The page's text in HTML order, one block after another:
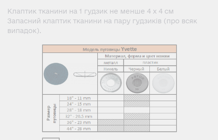
Клаптик тканини на 1 гудзик не менше 4 х 4 см
Запасний клаптик тканини на пару гудзиків (про всяк
випадок).